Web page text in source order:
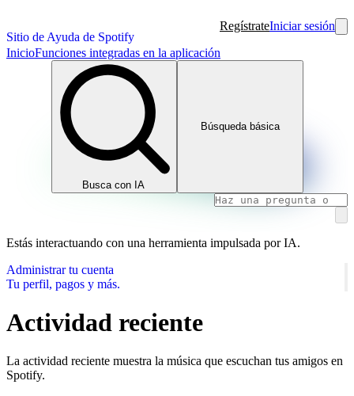
Sitio de Ayuda de Spotify
RegístrateIniciar sesión
InicioFunciones integradas en la aplicación
Busca con IA
Búsqueda básica
Estás interactuando con una herramienta impulsada por IA.
Administrar tu cuenta
Tu perfil, pagos y más.
Actividad reciente
La actividad reciente muestra la música que escuchan tus amigos en
Spotify.